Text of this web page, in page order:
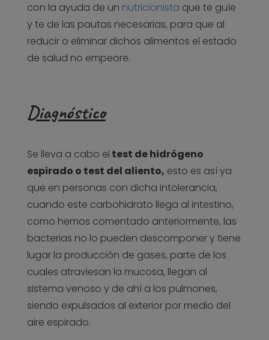
con la ayuda de un nutricionista que te guíe
y te de las pautas necesarias, para que al
reducir o eliminar dichos alimentos el estado
de salud no empeore.
Diagnóstico
Se lleva a cabo el test de hidrógeno
espirado o test del aliento, esto es así ya
que en personas con dicha intolerancia,
cuando este carbohidrato llega al intestino,
como hemos comentado anteriormente, las
bacterias no lo pueden descomponer y tiene
lugar la producción de gases, parte de los
cuales atraviesan la mucosa, llegan al
sistema venoso y de ahí a los pulmones,
siendo expulsados al exterior por medio del
aire espirado.